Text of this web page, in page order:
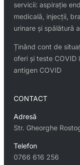
servicii: aspirație
medicală, injecții,
urinare și spălătură
Ținând cont de
oferi și teste COVID
antigen COVID
CONTACT
Adresă
Str. Gheorghe
Telefon
0766 616 256